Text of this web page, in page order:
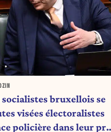
socialistes bruxellois se
visées électoralistes
policière dans leur pré